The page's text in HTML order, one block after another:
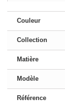
Couleur
Collection
Matière
Modèle
Référence